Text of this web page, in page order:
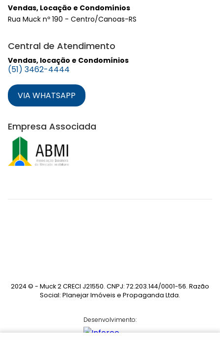
Vendas, Locação e Condomínios
Rua Muck nº 190 - Centro/Canoas-RS
Central de Atendimento
Vendas, locação e Condomínios
(51) 3462-4444
VIA WHATSAPP
Empresa Associada
2024 © - Muck 2 CRECI J21550. CNPJ: 72.203.144/0001-56. Razão
Social: Planejar Imóveis e Propaganda Ltda.
Desenvolvimento: